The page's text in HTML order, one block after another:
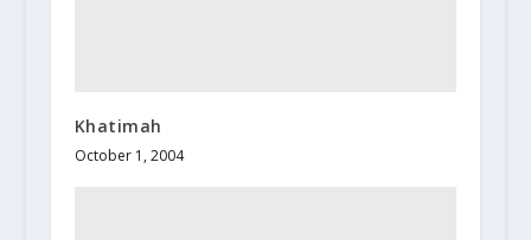
Khatimah
October 1, 2004